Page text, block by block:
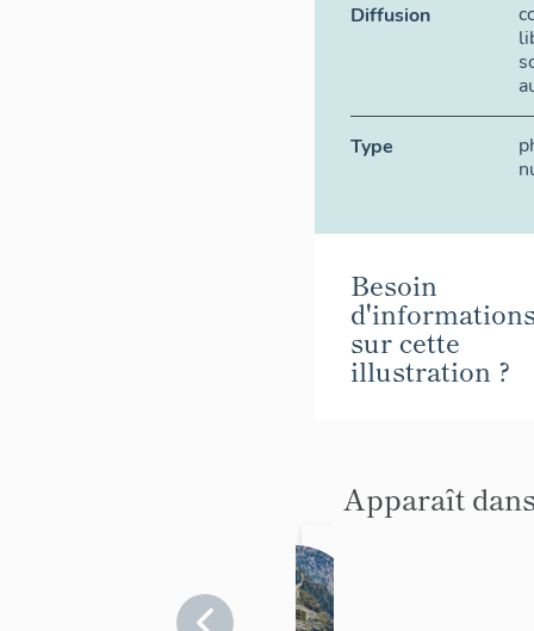
Diffusion
Type
Besoin
sur cette
illustration ?
Apparaît